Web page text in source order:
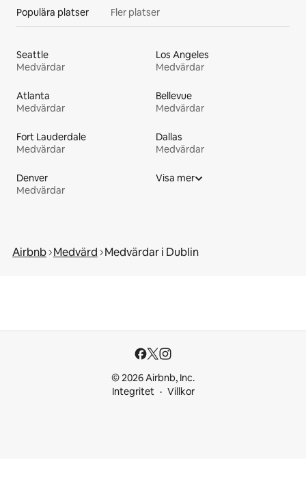
Populära platser Fler platser
Seattle
Medvärdar
Los Angeles
Medvärdar
Atlanta
Medvärdar
Bellevue
Medvärdar
Fort Lauderdale
Medvärdar
Dallas
Medvärdar
Denver
Medvärdar
Visa mer
Airbnb Medvärd Medvärdar i Dublin
© 2026 Airbnb, Inc.
Integritet
Villkor